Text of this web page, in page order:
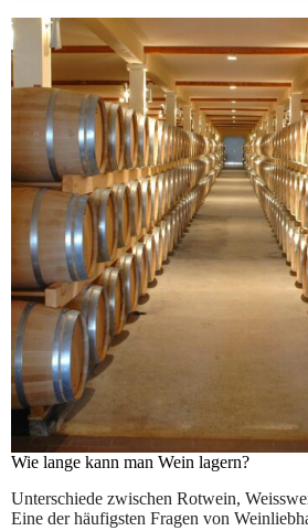
Wie lange kann man Wein lagern?
Unterschiede zwischen Rotwein,
Eine der häufigsten Fragen von